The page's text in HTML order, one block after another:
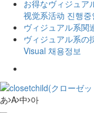
お得なヴィジュア
视觉系活动 진행
ヴィジュアル系関
ヴィジュアル系の
Visual 채용정보
あ A 中 아